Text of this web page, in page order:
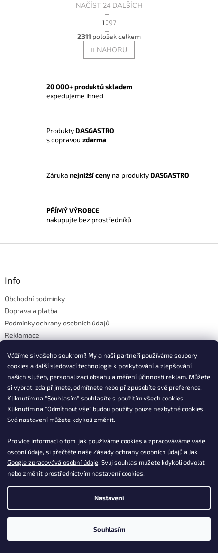
Vážíme si vašeho soukromí! My a naši partneři používáme soubory
cookies a další sledovací technologie k poskytování a zlepšování
našich služeb, personalizaci obsahu a měření účinnosti reklam. Můžete
si vybrat, zda přijmete, odmítnete nebo přizpůsobíte své preference.
Kliknutím na "Souhlasím" souhlasíte s použitím všech cookies.
Kliknutím na "Odmítnout vše" budou použity pouze nezbytné cookies.
Svá nastavení můžete kdykoli změnit.
Pro více informací o tom, jak používáme cookies a zpracováváme vaše
osobní údaje, si přečtěte našeZásady ochrany osobních údajůa Jak
Google zpracovává osobní údaje. Svůj souhlas můžete kdykoli odvolat
nebo změnit prostřednictvím nastavení cookies.
Nastavení
Souhlasím
O
v
l
á
c
k
i
NAČÍST 24 DALŠÍCH
S
t
r
á
n
k
á
n
1
97
2311 položek celkem
NAHORU
20 000+ produktů skladem
expedujeme ihned
Produkty DASGASTRO
s dopravou zdarma
Záruka nejnižší ceny na produkty DASGASTRO
PŘÍMÝ VÝROBCE
nakupujte bez prostředníků
Z
Info
Obchodní podmínky
Doprava a platba
Podmínky ochrany osobních údajů
Reklamace
Kontakty
Postup nákupu ESSOX
Časté dotazy k produktům
Vaše časté dotazy
info@dasgastro.cz
+420 477 577 382
Instagram